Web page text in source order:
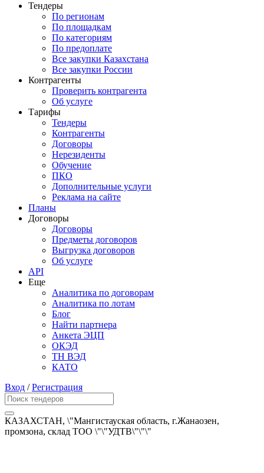
Тендеры
По регионам
По площадкам
По категориям
По предоплате
Все закупки Казахстана
Все закупки России
Контрагенты
Проверить контрагента
Об услуге
Тарифы
Тендеры
Контрагенты
Договоры
Нерезиденты
Обучение
ПКО
Дополнительные услуги
Реклама на сайте
Планы
Договоры
Договоры
Предметы договоров
Выгрузка договоров
Об услуге
API
Еще
Аналитика по договорам
Аналитика по лотам
Блог
Найти партнера
Анкета ЭЦП
ОКЭД
ТН ВЭД
КАТО
Вход /Регистрация
КАЗАХСТАН, \"Мангистауская область, г.Жанаозен,
промзона, склад ТОО \"\"УДТВ\"\"\"